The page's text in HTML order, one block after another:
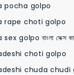
pocha golpo
rape choti golpo
golpo বাংলা সেক্স
choti golpo
chuda chudi